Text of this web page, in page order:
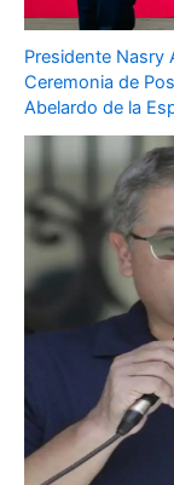
Presidente Nasry
Ceremonia de
Abelardo de la